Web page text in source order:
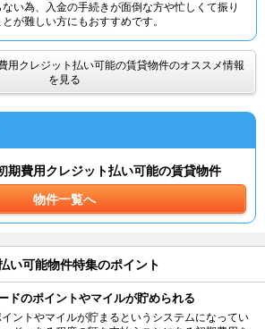
い為、入金の手続きが面倒な方や忙しくて振り
が難しい方にもおすすめです。
用クレジット払い可能の賃貸物件のオススメ情報
を見る
期費用クレジット払い可能の賃貸物件
物件一覧へ
い可能物件特集のポイント
ドのポイントやマイルが貯められる
ントやマイルが貯まるというシステムになってい